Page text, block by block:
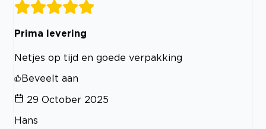
Prima levering
Netjes op tijd en goede verpakking
Beveelt aan
29 October 2025
Hans